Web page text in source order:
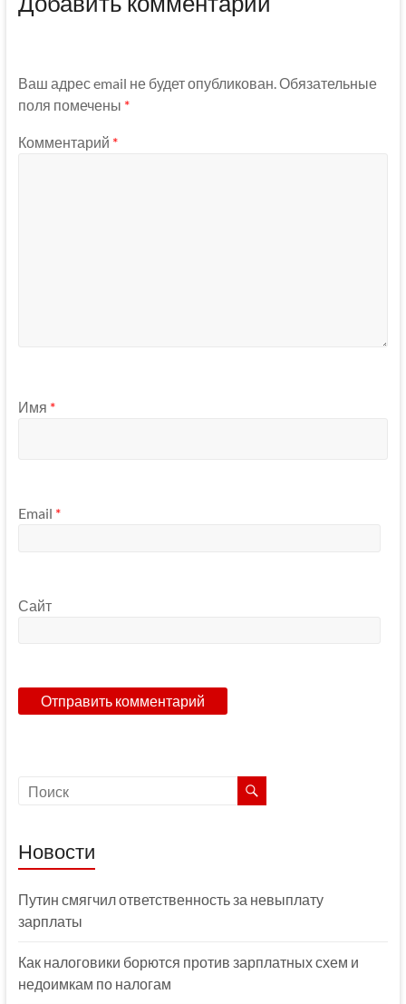
Ваш адрес email не будет опубликован. Обязательные
поля помечены *
Комментарий *
Имя *
Email *
Сайт
Новости
Путин смягчил ответственность за невыплату
зарплаты
Как налоговики борются против зарплатных схем и
недоимкам по налогам